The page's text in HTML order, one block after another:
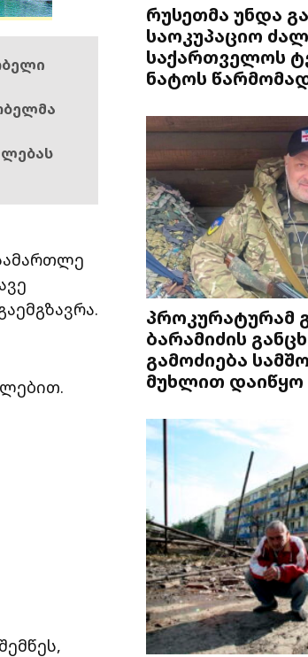
რუსეთმა უნდა
საოკუპაციო
საქართველოს
ნატოს
პროკურატურამ
ბარამიძის
გამოძიება
მუხლით დაიწყო